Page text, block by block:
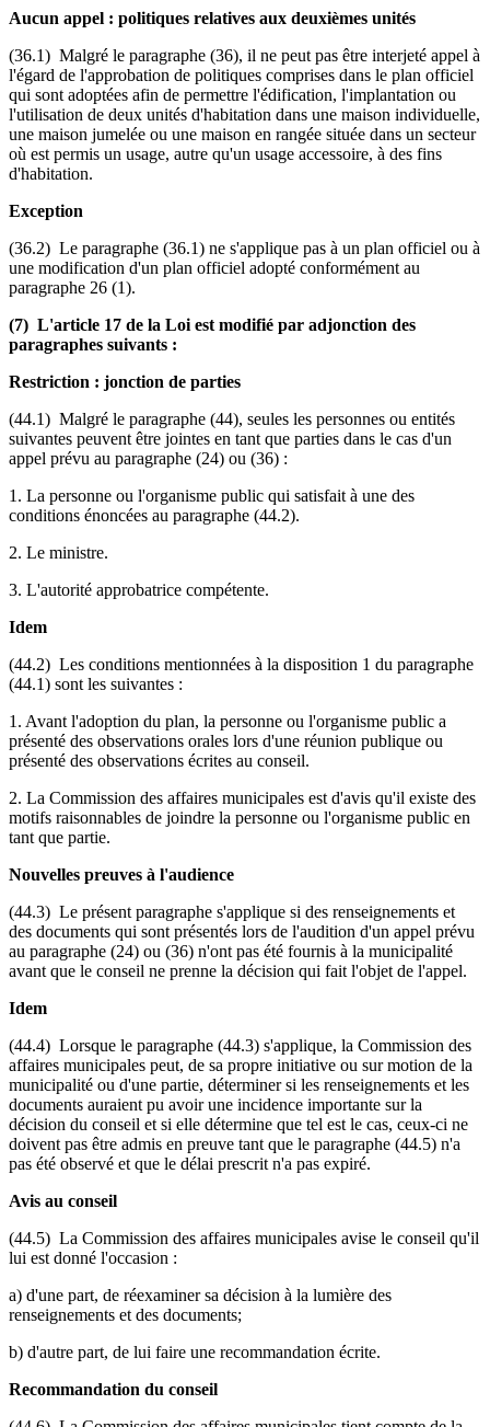
Aucun appel : politiques relatives aux deuxièmes unités
(36.1) Malgré le paragraphe (36), il ne peut pas être interjeté appel à
l'égard de l'approbation de politiques comprises dans le plan officiel
qui sont adoptées afin de permettre l'édification, l'implantation ou
l'utilisation de deux unités d'habitation dans une maison individuelle,
une maison jumelée ou une maison en rangée située dans un secteur
où est permis un usage, autre qu'un usage accessoire, à des fins
d'habitation.
Exception
(36.2) Le paragraphe (36.1) ne s'applique pas à un plan officiel ou à
une modification d'un plan officiel adopté conformément au
paragraphe 26 (1).
(7) L'article 17 de la Loi est modifié par adjonction des
paragraphes suivants :
Restriction : jonction de parties
(44.1) Malgré le paragraphe (44), seules les personnes ou entités
suivantes peuvent être jointes en tant que parties dans le cas d'un
appel prévu au paragraphe (24) ou (36) :
1. La personne ou l'organisme public qui satisfait à une des
conditions énoncées au paragraphe (44.2).
2. Le ministre.
3. L'autorité approbatrice compétente.
Idem
(44.2) Les conditions mentionnées à la disposition 1 du paragraphe
(44.1) sont les suivantes :
1. Avant l'adoption du plan, la personne ou l'organisme public a
présenté des observations orales lors d'une réunion publique ou
présenté des observations écrites au conseil.
2. La Commission des affaires municipales est d'avis qu'il existe des
motifs raisonnables de joindre la personne ou l'organisme public en
tant que partie.
Nouvelles preuves à l'audience
(44.3) Le présent paragraphe s'applique si des renseignements et
des documents qui sont présentés lors de l'audition d'un appel prévu
au paragraphe (24) ou (36) n'ont pas été fournis à la municipalité
avant que le conseil ne prenne la décision qui fait l'objet de l'appel.
Idem
(44.4) Lorsque le paragraphe (44.3) s'applique, la Commission des
affaires municipales peut, de sa propre initiative ou sur motion de la
municipalité ou d'une partie, déterminer si les renseignements et les
documents auraient pu avoir une incidence importante sur la
décision du conseil et si elle détermine que tel est le cas, ceux-ci ne
doivent pas être admis en preuve tant que le paragraphe (44.5) n'a
pas été observé et que le délai prescrit n'a pas expiré.
Avis au conseil
(44.5) La Commission des affaires municipales avise le conseil qu'il
lui est donné l'occasion :
a) d'une part, de réexaminer sa décision à la lumière des
renseignements et des documents;
b) d'autre part, de lui faire une recommandation écrite.
Recommandation du conseil